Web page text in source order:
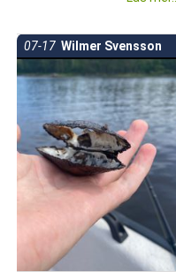
07-17 Wilmer Svensson